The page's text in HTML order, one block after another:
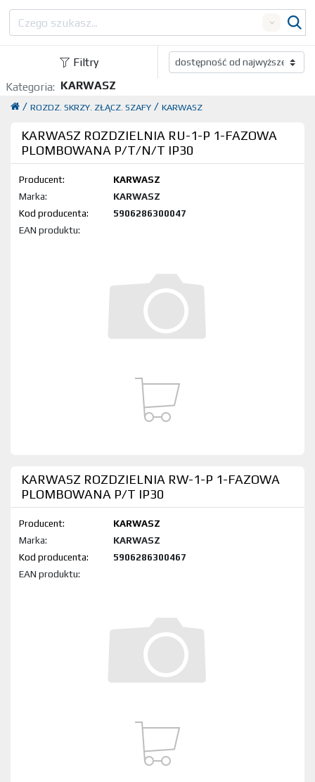
Filtry
Kategoria: KARWASZ
KARWASZ
/
ROZDZ. SKRZY. ZŁĄCZ. SZAFY
/
KARWASZ ROZDZIELNIA RU-1-P 1-FAZOWA
PLOMBOWANA P/T/N/T IP30
Producent:
KARWASZ
Marka:
KARWASZ
Kod produktu:
5906286300047
EAN produktu:
KARWASZ ROZDZIELNIA RW-1-P 1-FAZOWA
PLOMBOWANA P/T IP30
Producent:
KARWASZ
Marka:
KARWASZ
Kod produktu:
5906286300467
EAN produktu: